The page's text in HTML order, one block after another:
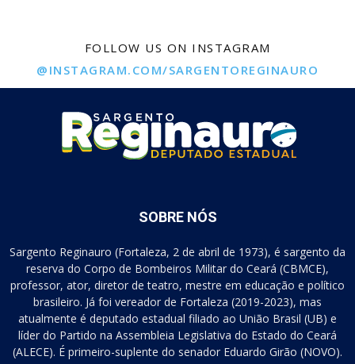
O clamor dos professores do município de
Fortaleza é legítimo
01:38
Os policiais e bombeiros militares aguardam
serem ouvidos
02:10
Em 7 anos de gestão o prefeito Roberto Claudio
A tabela salarial apresentada pelo Governo do
Ceará afronta os militares
O bolo é pequeno pra fatiar com tanta gente. Mas
o fortalezense não vai se beneficiar com esse
bolo
03:36
Isso aqui não é um escritório do prefeito Roberto
Claudio
04:26
A gente não pode só dizer amém para a
FOLLOW US ON INSTAGRAM
@INSTAGRAM.COM/SARGENTOREGINAURO
SOBRE NÓS
Sargento Reginauro (Fortaleza, 2 de abril de 1973), é sargento da
reserva do Corpo de Bombeiros Militar do Ceará (CBMCE),
professor, ator, diretor de teatro, mestre em educação e político
brasileiro. Já foi vereador de Fortaleza (2019-2023), mas
atualmente é deputado estadual filiado ao União Brasil (UB) e
líder do Partido na Assembleia Legislativa do Estado do Ceará
(ALECE). É primeiro-suplente do senador Eduardo Girão (NOVO).